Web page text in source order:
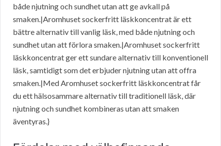
både njutning och sundhet utan att ge avkall på
smaken.|Aromhuset sockerfritt läskkoncentrat är ett
bättre alternativ till vanlig läsk, med både njutning och
sundhet utan att förlora smaken.|Aromhuset sockerfritt
läskkoncentrat ger ett sundare alternativ till konventionell
läsk, samtidigt som det erbjuder njutning utan att offra
smaken.|Med Aromhuset sockerfritt läskkoncentrat får
du ett hälsosammare alternativ till traditionell läsk, där
njutning och sundhet kombineras utan att smaken
äventyras.}